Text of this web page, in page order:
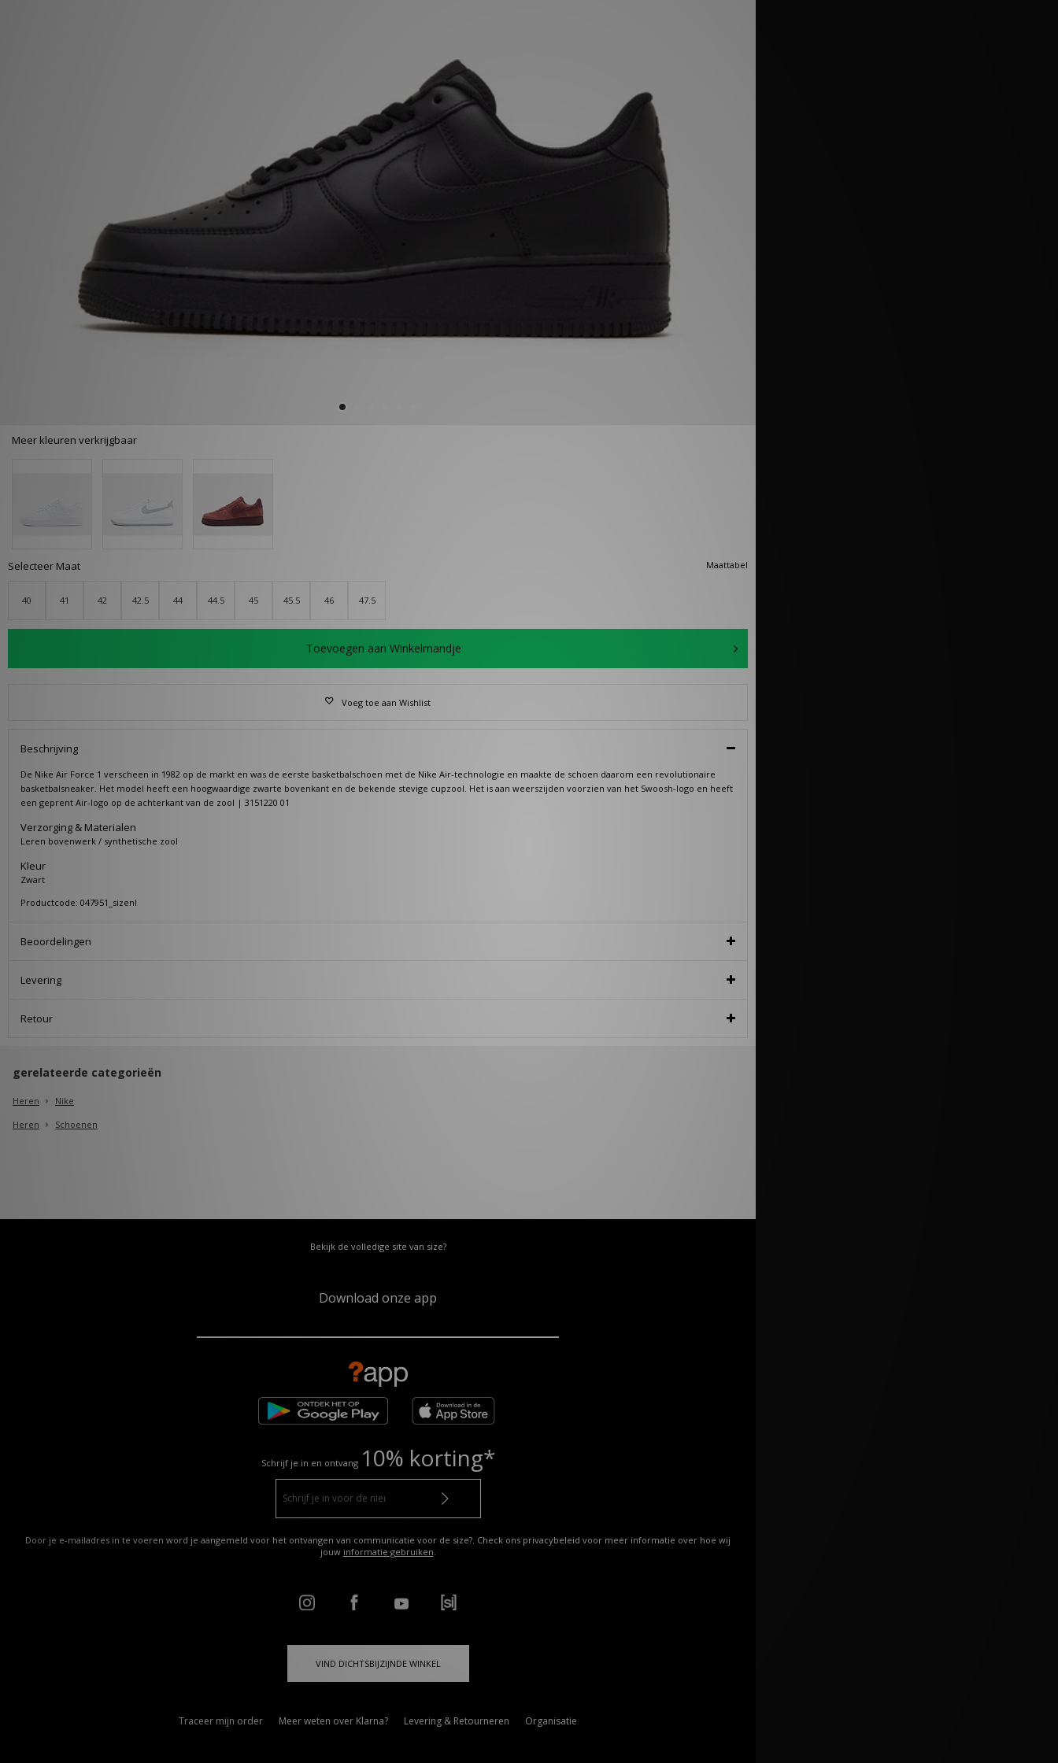
Meer kleuren verkrijgbaar
Maattabel
Selecteer Maat
40 41 42 42.5 44 44.5 45 45.5 46 47.5
Toevoegen aan Winkelmandje
Voeg toe aan Wishlist
Beschrijving
De Nike Air Force 1 verscheen in 1982 op de markt en was de eerste basketbalschoen met de Nike Air-technologie en maakte de schoen daarom een revolutionaire
basketbalsneaker. Het model heeft een hoogwaardige zwarte bovenkant en de bekende stevige cupzool. Het is aan weerszijden voorzien van het Swoosh-logo en heeft
een geprent Air-logo op de achterkant van de zool | 3151220 01
Verzorging & Materialen
Leren bovenwerk / synthetische zool
Kleur
Zwart
Productcode: 047951_sizenl
Beoordelingen
Levering
Retour
gerelateerde categorieën
Heren
Nike
Heren
Schoenen
Bekijk de volledige site van size?
Download onze app
Schrijf je in en ontvang 10% korting*
Door je e-mailadres in te voeren word je aangemeld voor het ontvangen van communicatie voor de size?. Check ons privacybeleid voor meer informatie over hoe wij
jouw informatie gebruiken
VIND DICHTSBIJZIJNDE WINKEL
Traceer mijn order Meer weten over Klarna? Levering & Retourneren Organisatie